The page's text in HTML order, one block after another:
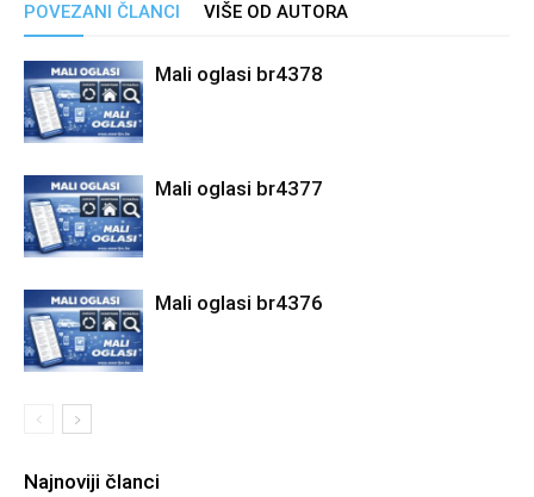
POVEZANI ČLANCI VIŠE OD AUTORA
Mali oglasi br4378
Mali oglasi br4377
Mali oglasi br4376
Najnoviji članci